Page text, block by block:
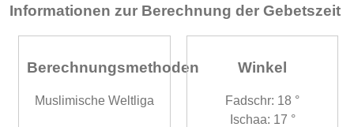
Informationen zur Berechnung der Gebetszeit
Berechnungsmethoden
Muslimische Weltliga
Winkel
Fadschr: 18 °
Ischaa: 17 °